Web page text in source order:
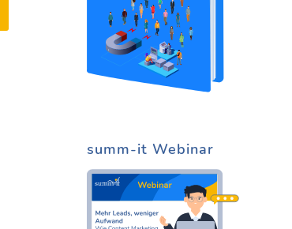
summ-it Webinar